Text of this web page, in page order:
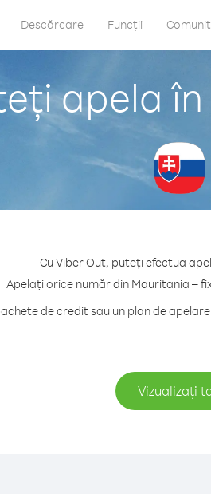
Descărcare Funcții
apela
Cu Viber Out, puteți efectua
Apelați orice număr din Mauritania –
de credit sau un plan de
Vizualizați